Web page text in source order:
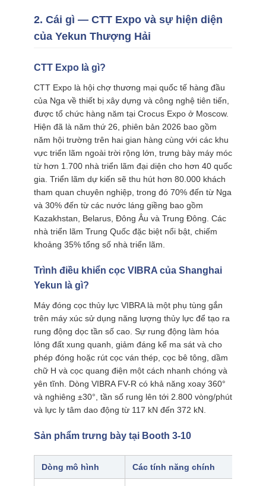
POLICY
2. Cái gì — CTT Expo và sự hiện diện
của Yekun Thượng Hải
CTT Expo là gì?
CTT Expo là hội chợ thương mại quốc tế hàng đầu
của Nga về thiết bị xây dựng và công nghệ tiên tiến,
được tổ chức hàng năm tại Crocus Expo ở Moscow.
Hiện đã là năm thứ 26, phiên bản 2026 bao gồm
năm hội trường trên hai gian hàng cùng với các khu
vực triển lãm ngoài trời rộng lớn, trưng bày máy móc
từ hơn 1.700 nhà triển lãm đại diện cho hơn 40 quốc
gia. Triển lãm dự kiến ​​sẽ thu hút hơn 80.000 khách
tham quan chuyên nghiệp, trong đó 70% đến từ Nga
và 30% đến từ các nước láng giềng bao gồm
Kazakhstan, Belarus, Đông Âu và Trung Đông. Các
nhà triển lãm Trung Quốc đặc biệt nổi bật, chiếm
khoảng 35% tổng số nhà triển lãm.
Trình điều khiển cọc VIBRA của Shanghai
Yekun là gì?
Máy đóng cọc thủy lực VIBRA là một phụ tùng gắn
trên máy xúc sử dụng năng lượng thủy lực để tạo ra
rung động dọc tần số cao. Sự rung động làm hóa
lỏng đất xung quanh, giảm đáng kể ma sát và cho
phép đóng hoặc rút cọc ván thép, cọc bê tông, dầm
chữ H và cọc quang điện một cách nhanh chóng và
yên tĩnh. Dòng VIBRA FV-R có khả năng xoay 360°
và nghiêng ±30°, tần số rung lên tới 2.800 vòng/phút
và lực ly tâm dao động từ 117 kN đến 372 kN.
Sản phẩm trưng bày tại Booth 3-10
Dòng mô hình Các tính năng chính